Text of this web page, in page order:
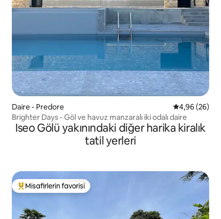
Daire - Predore 5 üzerinden
4,96 (26)
Brighter Days - Göl ve havuz manzaralı iki odalı daire
Iseo Gölü yakınındaki diğer harika kiralık
tatil yerleri
Misafirlerin favorilerinden en beğenilenler arasında
Misafirlerin favorisi